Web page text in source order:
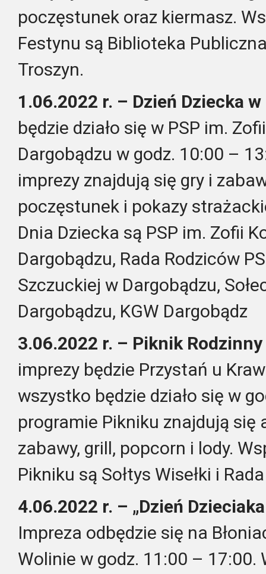
poczęstunek oraz kiermasz.
Festynu są Biblioteka
Troszyn.
1.06.2022 r. – Dzień Dziecka
będzie działo się w PSP im.
Dargobądzu w godz. 10:00 –
imprezy znajdują się gry i
poczęstunek i pokazy
Dnia Dziecka są PSP im. Zofii
Dargobądzu, Rada Rodziców
Szczuckiej w Dargobądzu,
Dargobądzu, KGW Dargobądz
3.06.2022 r. – Piknik Rodzinny
imprezy będzie Przystań u
wszystko będzie działo się w
programie Pikniku znajdują się
zabawy, grill, popcorn i lody.
Pikniku są Sołtys Wisełki i
4.06.2022 r. – „Dzień
Impreza odbędzie się na
Wolinie w godz. 11:00 – 17:00.